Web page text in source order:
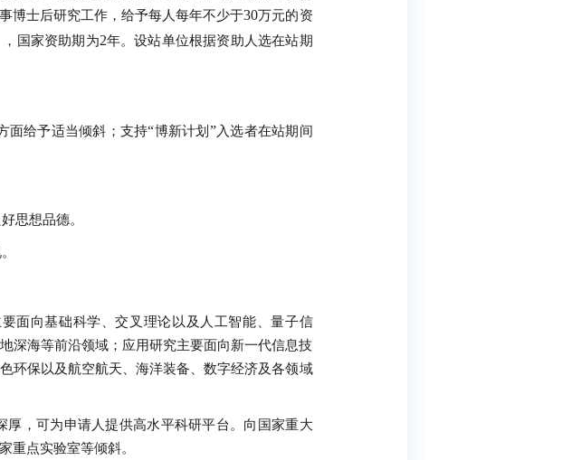
博士后研究工作，给予每人每年不少于30万元的资
国家资助期为2年。设站单位根据资助人选在站期
面给予适当倾斜；支持“博新计划 ”入选者在站期间
思想品德。
面向基础科学、交叉理论以及人工智能、量子信
深海等前沿领域；应用研究主要面向新一代信息技
环保以及航空航天、海洋装备、数字经济及各领域
，可为申请人提供高水平科研平台。向国家重大
重点实验室等倾斜。